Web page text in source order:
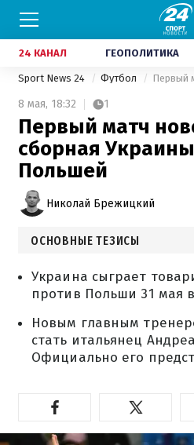
24 КАНАЛ ГЕОПОЛИТИКА
Sport News 24 Футбол
8 мая, 18:32 1
Первый матч
сборная
Польшей
Николай Брежицкий
ОСНОВНЫЕ ТЕЗИСЫ
Украина сыграет
против Польши 31 мая
Новым главным
стать итальянец
Официально его